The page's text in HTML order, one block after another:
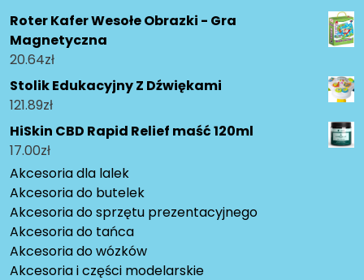
Roter Kafer Wesołe Obrazki - Gra
Magnetyczna
20.64zł
Stolik Edukacyjny Z Dźwiękami
121.89zł
HiSkin CBD Rapid Relief maść 120ml
17.00zł
Akcesoria dla lalek
Akcesoria do butelek
Akcesoria do sprzętu prezentacyjnego
Akcesoria do tańca
Akcesoria do wózków
Akcesoria i części modelarskie